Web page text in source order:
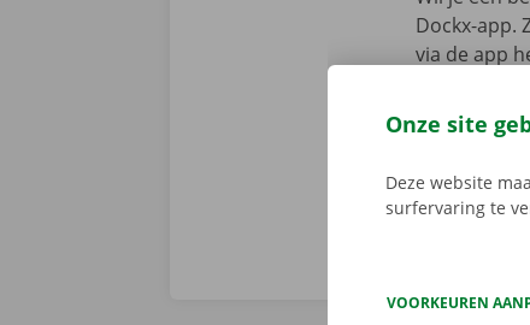
Dockx-app.
via de app
sleutel.
Onze site
Deze website
surfervaring te
VOORKEUREN